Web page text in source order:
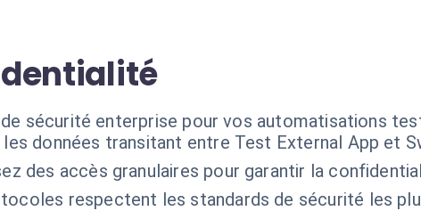
sécurité enterprise pour vos automatisations
données transitant entre Test External App et
des accès granulaires pour garantir la
respectent les standards de sécurité les